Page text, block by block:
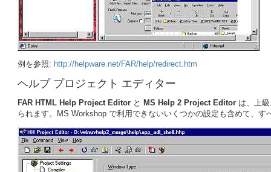
例を参照: http://helpware.net/FAR/help/redirect.htm
ヘルプ プロジェクト エディター
FAR HTML Help Project Editor と MS Help 2 Project Editor は、上
られます。MS Workshop で利用できないいくつかの設定も含めて、